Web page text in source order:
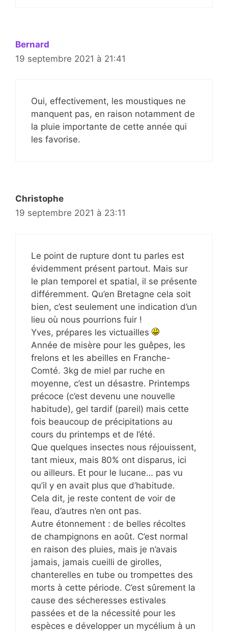
Bernard
19 septembre 2021 à 21:41
Oui, effectivement, les moustiques ne
manquent pas, en raison notamment de
la pluie importante de cette année qui
les favorise.
Christophe
19 septembre 2021 à 23:11
Le point de rupture dont tu parles est
évidemment présent partout. Mais sur
le plan temporel et spatial, il se présente
différemment. Qu’en Bretagne cela soit
bien, c’est seulement une indication d’un
lieu où nous pourrions fuir !
Yves, prépares les victuailles
Année de misère pour les guêpes, les
frelons et les abeilles en Franche-
Comté. 3kg de miel par ruche en
moyenne, c’est un désastre. Printemps
précoce (c’est devenu une nouvelle
habitude), gel tardif (pareil) mais cette
fois beaucoup de précipitations au
cours du printemps et de l’été.
Que quelques insectes nous réjouissent,
tant mieux, mais 80% ont disparus, ici
ou ailleurs. Et pour le lucane… pas vu
qu’il y en avait plus que d’habitude.
Cela dit, je reste content de voir de
l’eau, d’autres n’en ont pas.
Autre étonnement : de belles récoltes
de champignons en août. C’est normal
en raison des pluies, mais je n’avais
jamais, jamais cueilli de girolles,
chanterelles en tube ou trompettes des
morts à cette période. C’est sûrement la
cause des sécheresses estivales
passées et de la nécessité pour les
espèces e développer un mycélium à un